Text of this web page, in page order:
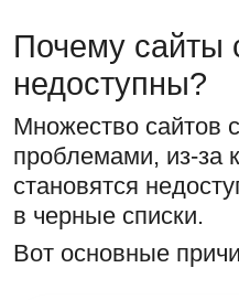
Почему сайты
недоступны?
Множество сайтов
проблемами, из-за
становятся
в черные списки.
Вот основные